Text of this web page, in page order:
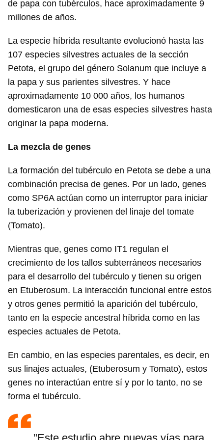
de papa con tubérculos, hace aproximadamente 9
millones de años.
La especie híbrida resultante evolucionó hasta las
107 especies silvestres actuales de la sección
Petota, el grupo del género Solanum que incluye a
la papa y sus parientes silvestres. Y hace
aproximadamente 10 000 años, los humanos
domesticaron una de esas especies silvestres hasta
originar la papa moderna.
La mezcla de genes
La formación del tubérculo en Petota se debe a una
combinación precisa de genes. Por un lado, genes
como SP6A actúan como un interruptor para iniciar
la tuberización y provienen del linaje del tomate
(Tomato).
Mientras que, genes como IT1 regulan el
crecimiento de los tallos subterráneos necesarios
para el desarrollo del tubérculo y tienen su origen
en Etuberosum. La interacción funcional entre estos
y otros genes permitió la aparición del tubérculo,
tanto en la especie ancestral híbrida como en las
especies actuales de Petota.
En cambio, en las especies parentales, es decir, en
sus linajes actuales, (Etuberosum y Tomato), estos
genes no interactúan entre sí y por lo tanto, no se
forma el tubérculo.